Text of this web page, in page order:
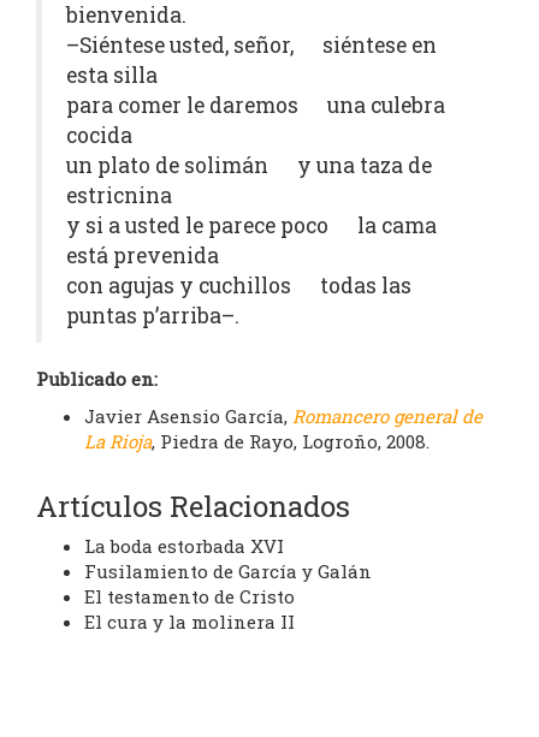
bienvenida.
–Siéntese usted, señor, siéntese en
esta silla
para comer le daremos una culebra
cocida
un plato de solimán y una taza de
estricnina
y si a usted le parece poco la cama
está prevenida
con agujas y cuchillos todas las
puntas p’arriba–.
Publicado en:
Javier Asensio García, Romancero general de
La Rioja, Piedra de Rayo, Logroño, 2008.
Artículos Relacionados
La boda estorbada XVI
Fusilamiento de García y Galán
El testamento de Cristo
El cura y la molinera II